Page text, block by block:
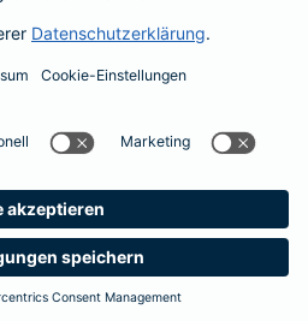
Barrierefreiheit Cookie-Einstellungen
Menschlich.